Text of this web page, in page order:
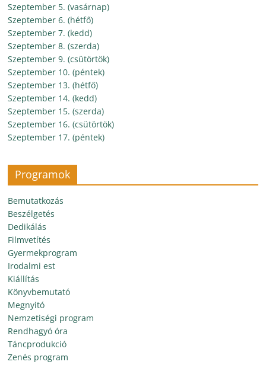
Szeptember 5. (vasárnap)
Szeptember 6. (hétfő)
Szeptember 7. (kedd)
Szeptember 8. (szerda)
Szeptember 9. (csütörtök)
Szeptember 10. (péntek)
Szeptember 13. (hétfő)
Szeptember 14. (kedd)
Szeptember 15. (szerda)
Szeptember 16. (csütörtök)
Szeptember 17. (péntek)
Programok
Bemutatkozás
Beszélgetés
Dedikálás
Filmvetítés
Gyermekprogram
Irodalmi est
Kiállítás
Könyvbemutató
Megnyitó
Nemzetiségi program
Rendhagyó óra
Táncprodukció
Zenés program